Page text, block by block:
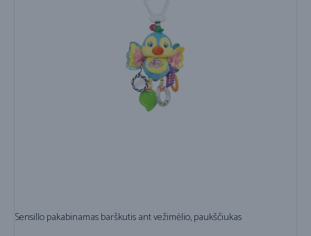
Sensillo pakabinamas barškutis ant vežimėlio, paukščiukas